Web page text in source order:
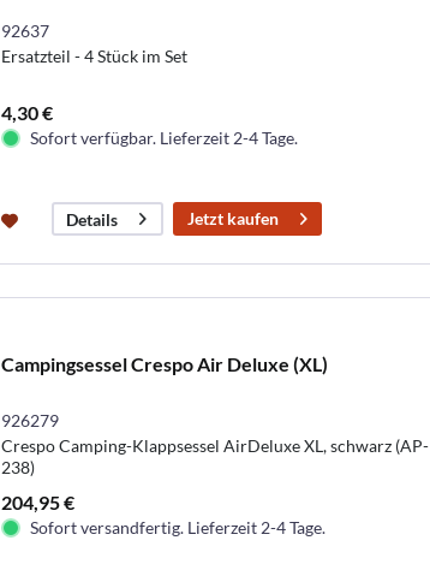
92637
Ersatzteil - 4 Stück im Set
4,30 €
Sofort verfügbar. Lieferzeit 2-4 Tage.
Details Jetzt kaufen
Campingsessel Crespo Air Deluxe (XL)
926279
Crespo Camping-Klappsessel AirDeluxe XL, schwarz (AP-
238)
204,95 €
Sofort versandfertig. Lieferzeit 2-4 Tage.